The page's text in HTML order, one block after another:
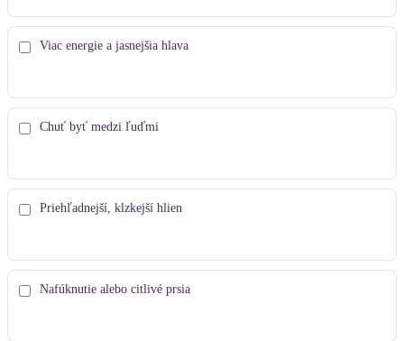
Viac energie a jasnejšia hlava
Chuť byť medzi ľuďmi
Priehľadnejší, klzkejší hlien
Nafúknutie alebo citlivé prsia